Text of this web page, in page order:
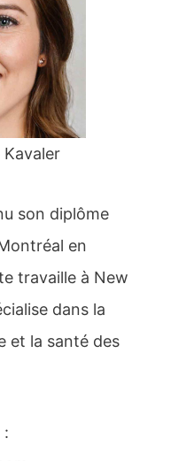
son diplôme
en
travaille à New
dans la
et la santé des
: